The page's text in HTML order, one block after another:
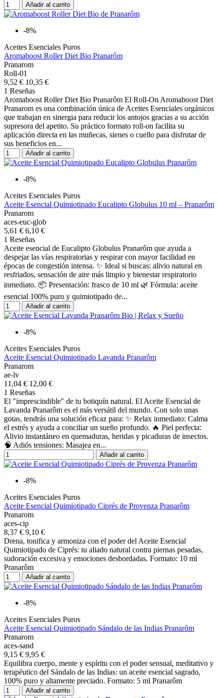
Añadir al carrito
-8%
Aceites Esenciales Puros
Aromaboost Roller Diet Bio Pranarôm
Pranarom
Roll-01
9,52 € 10,35 €
1 Reseñas
Aromaboost Roller Diet Bio Pranarôm El Roll-On Aromaboost Diet
Pranarom es una combinación única de Aceites Esenciales orgánicos
que trabajan en sinergia para reducir los antojos gracias a su acción
supresora del apetito. Su práctico formato roll-on facilita su
aplicación directa en las muñecas, sienes o cuello para disfrutar de
sus beneficios en...
Añadir al carrito
-8%
Aceites Esenciales Puros
Aceite Esencial Quimiotipado Eucalipto Globulus 10 ml – Pranarôm
Pranarom
aces-euc-glob
5,61 € 6,10 €
1 Reseñas
Aceite esencial de Eucalipto Globulus Pranarôm que ayuda a
despejar las vías respiratorias y respirar con mayor facilidad en
épocas de congestión intensa. ✨ Ideal si buscas: alivio natural en
resfriados, sensación de aire más limpio y bienestar respiratorio
inmediato. 📦 Presentación: frasco de 10 ml 🌿 Fórmula: aceite
esencial 100% puro y quimiotipado de...
Añadir al carrito
-8%
Aceites Esenciales Puros
Aceite Esencial Quimiotipado Lavanda Pranarôm
Pranarom
ae-lv
11,04 € 12,00 €
1 Reseñas
El "imprescindible" de tu botiquín natural. El Aceite Esencial de
Lavanda Pranarôm es el más versátil del mundo. Con solo unas
gotas, tendrás una solución eficaz para: ✨ Relax inmediato: Calma
el estrés y ayuda a conciliar un sueño profundo. 🔥 Piel perfecta:
Alivio instantáneo en quemaduras, heridas y picaduras de insectos.
🧠 Adiós tensiones: Masajea en...
Añadir al carrito
-8%
Aceites Esenciales Puros
Aceite Esencial Quimiotipado Ciprés de Provenza Pranarôm
Pranarom
aces-cip
8,37 € 9,10 €
Drena, tonifica y armoniza con el poder del Aceite Esencial
Quimiotipado de Ciprés: tu aliado natural contra piernas pesadas,
sudoración excesiva y emociones desbordadas. Formato: 10 ml
Pranarôm
Añadir al carrito
-8%
Aceites Esenciales Puros
Aceite Esencial Quimiotipado Sándalo de las Indias Pranarôm
Pranarom
aces-sand
9,15 € 9,95 €
Equilibra cuerpo, mente y espíritu con el poder sensual, meditativo y
terapéutico del Sándalo de las Indias: un aceite esencial sagrado,
100% puro y altamente preciado. Formato: 5 ml Pranarôm
Añadir al carrito